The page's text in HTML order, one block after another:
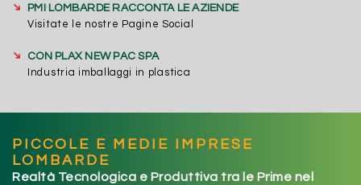
➔
PMI LOMBARDE RACCONTA LE AZIENDE
Visitate le nostre Pagine Social
➔
CON PLAX NEW PAC SPA
Industria imballaggi in plastica
PICCOLE E MEDIE IMPRESE
LOMBARDE
Realtà Tecnologica e Produttiva tra le Prime nel